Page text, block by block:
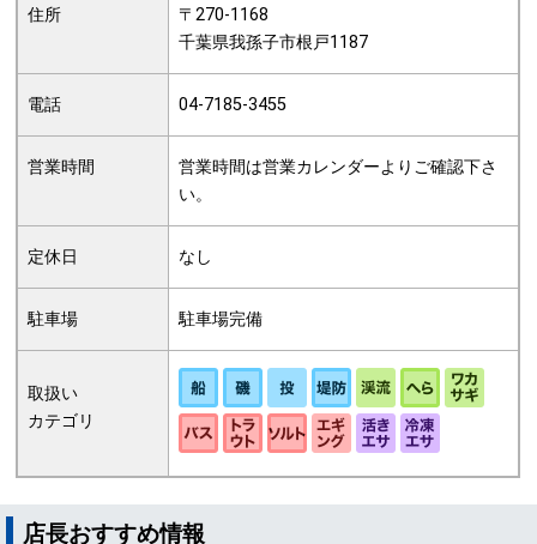
住所
〒270-1168
千葉県我孫子市根戸1187
電話 04-7185-3455
営業時間
営業時間は営業カレンダーよりご確認下さ
い。
定休日 なし
駐車場 駐車場完備
取扱い
カテゴリ
店長おすすめ情報